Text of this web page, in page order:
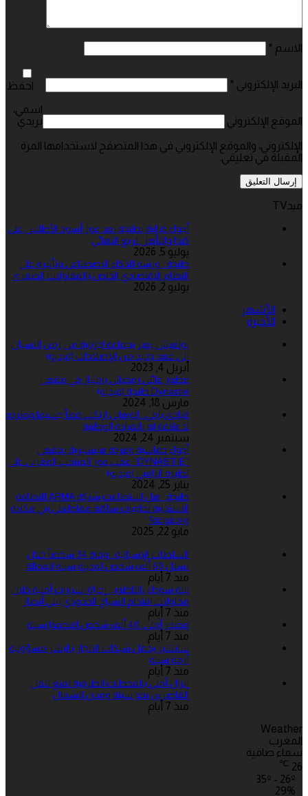
الاسم *
البريد الإلكتروني *
الموقع الإلكتروني
احفظ
اسمي،
بريدي
الإلكتروني، والموقع الإلكتروني في هذا المتصفح لاستخدامها المرة
المقبلة في تعليقي.
ميدTV
أجواء خيالية بطنجة بعد فوز أسود الأطلس على
كندا والتأهل لربع النهائي
يوليو 5, 2026
طنجة.. ورشة للذكاء الاصطناعى وتأثيره على
النظام الاقتصادي الخاص بالمقاولات الصغرى
يوليو 2, 2026
الأشهر
الأخيرة
بولعيش يعبر بجماعة اجزناية من زمن النسيان
إلى عهد جديد من الإصلاحات (فيديو)
أبريل 4, 2023
فطور عائلي رمضاني بامتياز في مقهى
Dynastie طنجة (فيديو)
مارس 18, 2024
قيادي بامي.. الوهابي ارتكب خطأ جسيما وطرده
لا علاقة له بالقيادة الوطنية
سبتمبر 24, 2024
أجواء حماسية وفرحة هيستيرية بمقهى
“DYNASTIE” عقب فوز المنتخب المغربي على
نظيره الزامبي (فيديو)
يناير 25, 2024
طنجة.. هل استطاعت شركة ARMA للنظافة
الاستجابة لحاجيات ساكنة مقاطعتي بني مكادة
وامغوغة؟
مايو 22, 2025
السلطات الإسبانية.. وفاة 34 شخصاً خلال
تسلل 60 ألف شخص لمدينة سبتة المحتلة
منذ 7 أيام
ليلة سوداء بالناظور.. إحراق سيارات أمنية خلال
محاولات اقتحام السياج الحدودي ببني أنصار
منذ 7 أيام
مصدر أمني: 40 ألف شخص اقتحموا سبتة
منذ 7 أيام
سانشيز يحمل شبكات الاتجار بالبشر مسؤولية
أزمة سبتة
منذ 7 أيام
إنزال أمني بالمحطات الطرقية لمنع تنقل
القاصرين نحو سبتة ومدن الشمال
منذ 7 أيام
Weather
المغرب
سماء صافية
26
℃
35º - 26º
29%